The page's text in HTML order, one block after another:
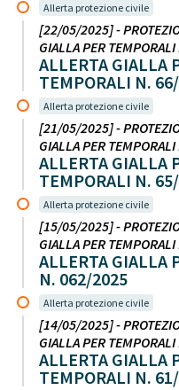
Allerta protezione civile
[22/05/2025] -
GIALLA PER
ALLERTA GIALLA
TEMPORALI N.
Allerta protezione civile
[21/05/2025] -
GIALLA PER
ALLERTA GIALLA
TEMPORALI N.
Allerta protezione civile
[15/05/2025] -
GIALLA PER
ALLERTA GIALLA
N. 062/2025
Allerta protezione civile
[14/05/2025] -
GIALLA PER
ALLERTA GIALLA
TEMPORALI N.